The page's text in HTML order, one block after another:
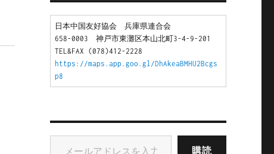
日本中国友好協会　兵庫県連合会
658-0003　神戸市東灘区本山北町3-4-9-201
TEL&FAX (078)412-2228
https://maps.app.goo.gl/DhAkeaBMHU2Bcgs
p8
メールアドレスを入力...
購読